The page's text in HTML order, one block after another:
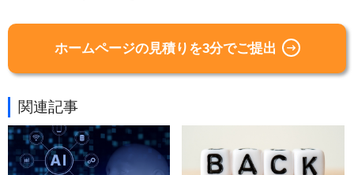
ホームページの見積りを3分でご提出
関連記事